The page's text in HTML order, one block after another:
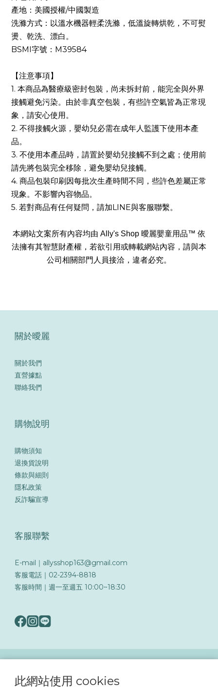
此網站使用 cookies
產地：美國授權/中國製造
洗滌方式：以溫水機器輕柔洗滌，低溫旋轉烘乾，不可熨
燙、乾洗、漂白。
BSMI字號：M39584
【注意事項】
1. 本商品為醫療級密封包裝，尚未拆封前，能完全與外界
接觸避免污染。由於非真空包裝，有些許空氣皆為正常現
象，請安心使用。
2. 不得接觸火源，嬰幼兒必需在成年人監護下使用本產
品。
3. 不使用本產品時，請置於嬰幼兒接觸不到之處；使用前
請先將包裝完全移除，避免嬰幼兒接觸。
4. 商品包裝印刷因每批次生產時間不同，些許色差屬正常
現象。不影響內容物品。
5. 若對商品有任何疑問，請加LINE與客服聯繫。
本網站文案所有內容均由 Ally's Shop 曖麗嬰童用品™ 依
法擁有其智慧財產權，若欲引用或轉載網站內容，請與本
公司相關部門人員接洽，違者必究。
關於曖麗
關於我們
直營據點
聯絡我們
購物說明
購物須知
退換貨說明
條款與細則
隱私政策
反詐騙宣導
客服聯繫
E-mail｜allysshop163@gmail.com
客服電話｜02-2394-8818
客服時間｜週一至週五 10:00~18:30
安全